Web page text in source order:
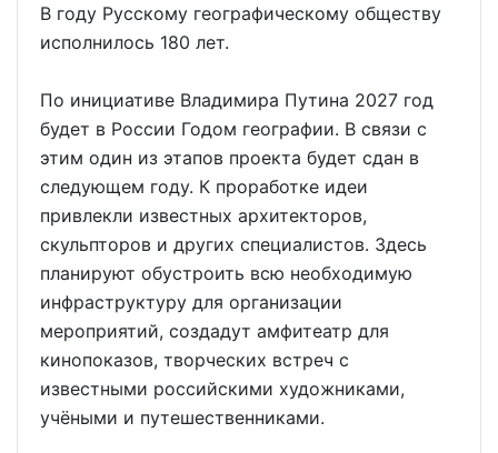
В году Русскому географическому обществу
исполнилось 180 лет.
По инициативе Владимира Путина 2027 год
будет в России Годом географии. В связи с
этим один из этапов проекта будет сдан в
следующем году. К проработке идеи
привлекли известных архитекторов,
скульпторов и других специалистов. Здесь
планируют обустроить всю необходимую
инфраструктуру для организации
мероприятий, создадут амфитеатр для
кинопоказов, творческих встреч с
известными российскими художниками,
учёными и путешественниками.